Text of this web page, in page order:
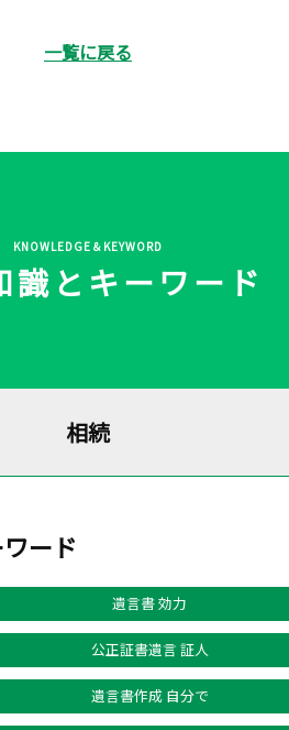
一覧に戻る
KNOWLEDGE＆KEYWORD
識とキーワード
相続
ード
遺言書 効力
公正証書遺言 証人
遺言書作成 自分で